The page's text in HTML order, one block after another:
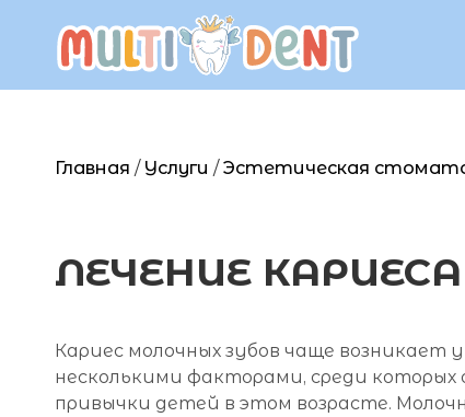
Главная / Услуги /Эстетическая
ЛЕЧЕНИЕ
Кариес молочных зубов чаще возникает
несколькими факторами, среди
привычки детей в этом возрасте.